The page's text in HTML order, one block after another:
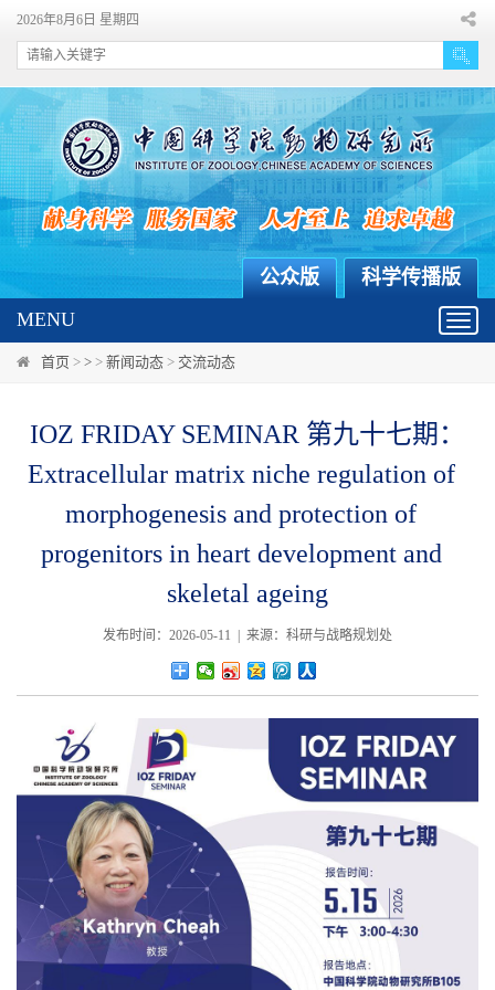
2026年8月6日 星期四
科学传播版
公众版
MENU
首页 > > > 新闻动态 > 交流动态
IOZ FRIDAY SEMINAR 第九十七期：
Extracellular matrix niche regulation of
morphogenesis and protection of
progenitors in heart development and
skeletal ageing
发布时间：2026-05-11 | 来源：科研与战略规划处